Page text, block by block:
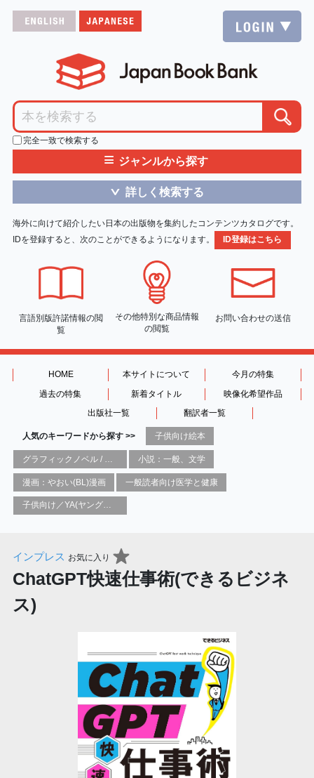
完全一致で検索する
≡ ジャンルから探す
＞ 詳しく検索する
海外に向けて紹介したい日本の出版物を集約したコンテンツカタログです。
IDを登録すると、次のことができるようになります。
ID登録はこちら
言語別版許諾情報の閲
覧
その他特別な商品情報
の閲覧
お問い合わせの送信
HOME 本サイトについて
今月の特集
過去の特集
新着タイトル
映像化希望作品
出版社一覧
翻訳者一覧
人気のキーワードから探す >> 子供向け絵本
小説：一般、文学
漫画：やおい(BL)漫画 一般読者向け医学と健康
子供向け／YA(ヤングアダルト)向け一般：芸術&芸術家
インプレス お気に入り
ChatGPT快速仕事術(できるビジネ
ス)